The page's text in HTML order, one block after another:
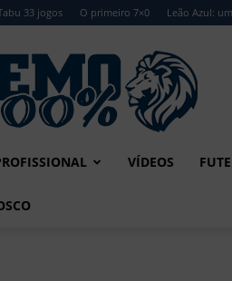
33 jogos O primeiro 7×0 Leão Azul:
Remo
VÍDEOS